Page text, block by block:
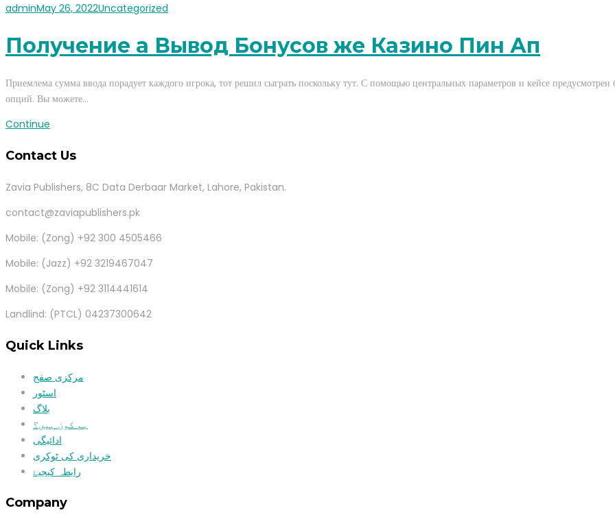
adminMay 26, 2022Uncategorized
Получение а Вывод Бонусов же Казино Пин Ап
Приемлема сумма ввода порадует каждого игрока, тот решил сыграть поскольку тут. С помощью центральных параметров и кейсе
опций. Вы можете…
Continue
Contact Us
Zavia Publishers, 8C Data Derbaar Market, Lahore, Pakistan.
contact@zaviapublishers.pk
Mobile: (Zong) +92 300 4505466
Mobile: (Jazz) +92 3219467047
Mobile: (Zong) +92 3114441614
Landlind: (PTCL) 04237300642
Quick Links
مرکزی صفح
اسٹور
بلاگ
ہم کون ہیں؟
ادائیگی
خریداری کی ٹوکری
رابطہ کیجیۓ
Company